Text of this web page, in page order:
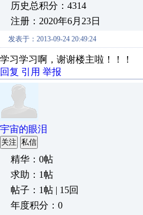
历史总积分：4314
注册：2020年6月23日
发表于：2013-09-24 20:49:24
学习学习啊，谢谢楼主啦！！！
回复 引用 举报
宇宙的眼泪
关注 私信
精华：0帖
求助：1帖
帖子：1帖 | 15回
年度积分：0